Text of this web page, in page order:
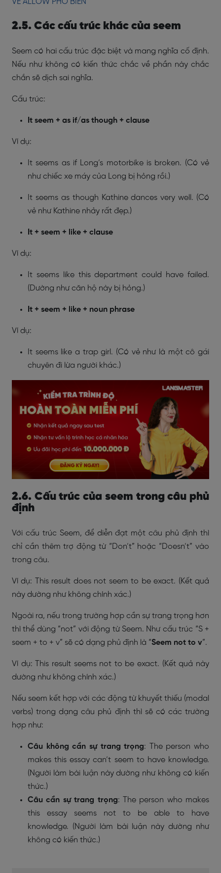
VỀ ALLOW PHỔ BIẾN
2.5. Các cấu trúc khác của seem
Seem có hai cấu trúc đặc biệt và mang nghĩa cố định.
Nếu như không có kiến thức chắc về phần này chắc
chắn sẽ dịch sai nghĩa.
Cấu trúc:
It seem + as if/as though + clause
Ví dụ:
It seems as if Long’s motorbike is broken. (Có vẻ
như chiếc xe máy của Long bị hỏng rồi.)
It seems as though Kathine dances very well. (Có
vẻ như Kathine nhảy rất đẹp.)
It + seem + like + clause
Ví dụ:
It seems like this department could have failed.
(Dường như căn hộ này bị hỏng.)
It + seem + like + noun phrase
Ví dụ:
It seems like a trap girl. (Có vẻ như là một cô gái
chuyên đi lừa người khác.)
2.6. Cấu trúc của seem trong câu phủ
định
Với cấu trúc Seem, để diễn đạt một câu phủ định thì
chỉ cần thêm trợ động từ “Don’t” hoặc “Doesn’t” vào
trong câu.
Ví dụ: This result does not seem to be exact. (Kết quả
này dường như không chính xác.)
Ngoài ra, nếu trong trường hợp cần sự trang trọng hơn
thì thể dùng “not” với động từ Seem. Như cấu trúc “S +
seem + to + v” sẽ có dạng phủ định là “Seem not to v”.
Ví dụ: This result seems not to be exact. (Kết quả này
dường như không chính xác.)
Nếu seem kết hợp với các động từ khuyết thiếu (modal
verbs) trong dạng câu phủ định thì sẽ có các trường
hợp như:
Câu không cần sự trang trọng: The person who
makes this essay can’t seem to have knowledge.
(Người làm bài luận này dường như không có kiến
thức.)
Câu cần sự trang trọng: The person who makes
this essay seems not to be able to have
knowledge. (Người làm bài luận này dường như
không có kiến thức.)